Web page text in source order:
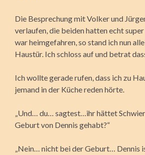
Die Besprechung mit Volker und
verlaufen, die beiden hatten echt
war heimgefahren, so stand ich nun
Haustür. Ich schloss auf und betrat
Ich wollte gerade rufen, dass ich zu
jemand in der Küche reden hörte.
„Und… du… sagtest…ihr hättet
Geburt von Dennis gehabt?“
„Nein… nicht bei der Geburt… Dennis